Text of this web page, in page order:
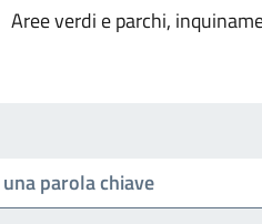
Aree verdi e parchi,